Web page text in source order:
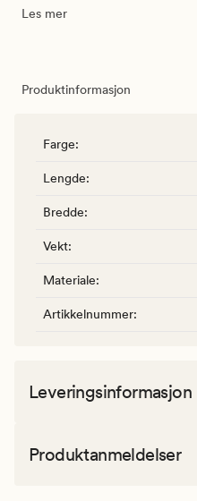
Les mer
Produktinformasjon
Farge:
Lengde:
Bredde:
Vekt:
Materiale:
Artikkelnummer:
Leveringsinformasjon
Produktanmeldelser